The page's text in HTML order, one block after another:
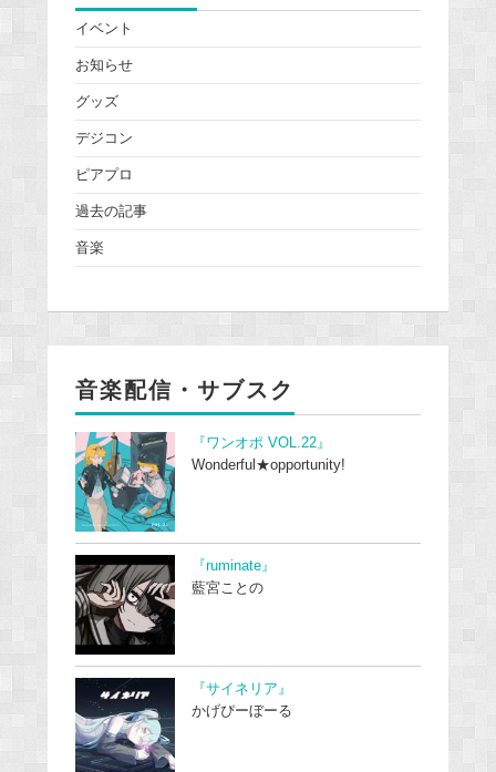
イベント
お知らせ
グッズ
デジコン
ピアプロ
過去の記事
音楽
音楽配信・サブスク
『ワンオポ VOL.22』
Wonderful★opportunity!
『ruminate』
藍宮ことの
『サイネリア』
かげぴーぼーる